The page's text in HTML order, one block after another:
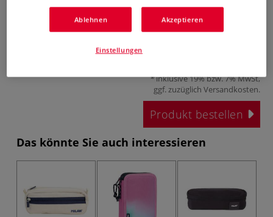
Mehr
inklusive 19% bzw. 7% MwSt,
ggf. zuzüglich Versandkosten.
Produkt bestellen
Das könnte Sie auch interessieren
Ablehnen Akzeptieren
Einstellungen